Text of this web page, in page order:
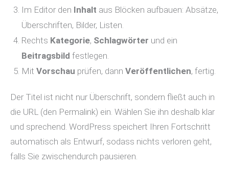
Im Editor den Inhalt aus Blöcken aufbauen: Absätze,
Überschriften, Bilder, Listen.
Rechts Kategorie, Schlagwörter und ein
Beitragsbild festlegen.
Mit Vorschau prüfen, dann Veröffentlichen, fertig.
Der Titel ist nicht nur Überschrift, sondern fließt auch in
die URL (den Permalink) ein. Wählen Sie ihn deshalb klar
und sprechend. WordPress speichert Ihren Fortschritt
automatisch als Entwurf, sodass nichts verloren geht,
falls Sie zwischendurch pausieren.